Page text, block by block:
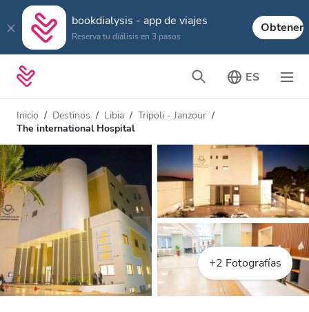
bookdialysis - app de viajes
Reserva tu diálisis en 3 pasos
Obtener
ES
Inicio Destinos Libia
Tripoli - Janzour
The international Hospital
+2 Fotografías